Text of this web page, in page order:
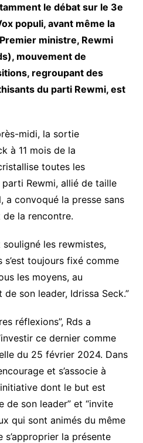
le débat sur le 3e
populi, avant même la
ministre, Rewmi
mouvement de
regroupant des
du parti Rewmi, est
midi, la sortie
à 11 mois de la
toutes les
Rewmi, allié de taille
a convoqué la presse sans
de la rencontre.
les rewmistes,
s’est toujours fixé comme
les moyens, au
son leader, Idrissa Seck.”
réflexions”, Rds a
ce dernier comme
du 25 février 2024. Dans
et s’associe à
dont le but est
de son leader” et “invite
qui sont animés du même
s’approprier la présente